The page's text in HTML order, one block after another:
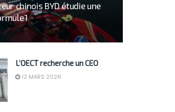
chinois BYD étudie une
1
L’OECT recherche un CEO
12 MARS 2026